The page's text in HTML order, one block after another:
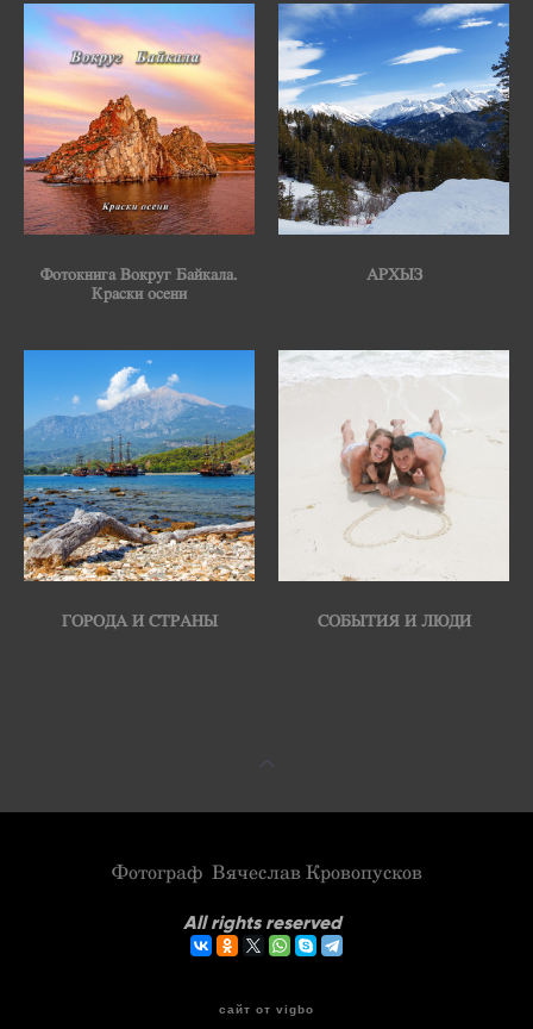
Фотокнига Вокруг Байкала.
Краски осени
АРХЫЗ
ГОРОДА И СТРАНЫ СОБЫТИЯ И ЛЮДИ
Фотограф Вячеслав Кровопусков
All rights reserved
сайт от vigbo